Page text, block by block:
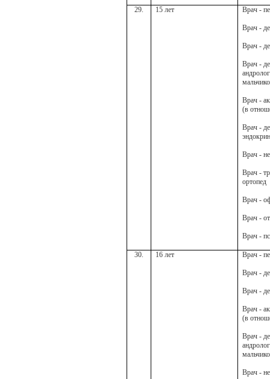
29. 15 лет Врач -
Врач -
Врач -
Врач -
Врач -
(в
Врач -
Врач -
Врач -
ортопед
Врач -
Врач -
Врач -
30. 16 лет Врач -
Врач -
Врач -
Врач -
(в
Врач -
Врач -